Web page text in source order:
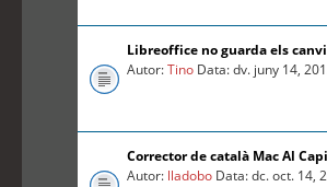
Libreoffice no guarda els
Autor:Tino Data: dv. juny 14,
Corrector de català Mac Al
Autor: lladobo Data: dc. oct. 14,